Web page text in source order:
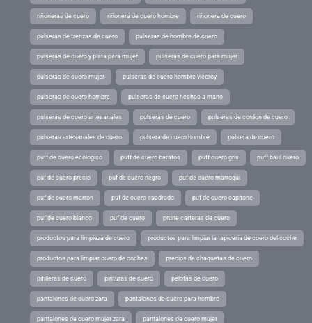
riñoneras de cuero riñonera de cuero hombre riñonera de cuero
pulseras de trenzas de cuero pulseras de hombre de cuero
pulseras de cuero y plata para mujer pulseras de cuero para mujer
pulseras de cuero mujer pulseras de cuero hombre viceroy
pulseras de cuero hombre pulseras de cuero hechas a mano
pulseras de cuero artesanales pulseras de cuero pulseras de cordon de cuero
pulseras artesanales de cuero pulsera de cuero hombre pulsera de cuero
puff de cuero ecologico puff de cuero baratos puff cuero gris puff baul cuero
puf de cuero precio puf de cuero negro puf de cuero marroqui
puf de cuero marron puf de cuero cuadrado puf de cuero capitone
puf de cuero blanco puf de cuero prune carteras de cuero
productos para limpieza de cuero productos para limpiar la tapiceria de cuero del coche
productos para limpiar cuero de coches precios de chaquetas de cuero
pitilleras de cuero pinturas de cuero pelotas de cuero
pantalones de cuero zara pantalones de cuero para hombre
pantalones de cuero mujer zara pantalones de cuero mujer